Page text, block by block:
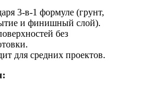
3-в-1 формуле (грунт,
и финишный слой).
без
для средних проектов.